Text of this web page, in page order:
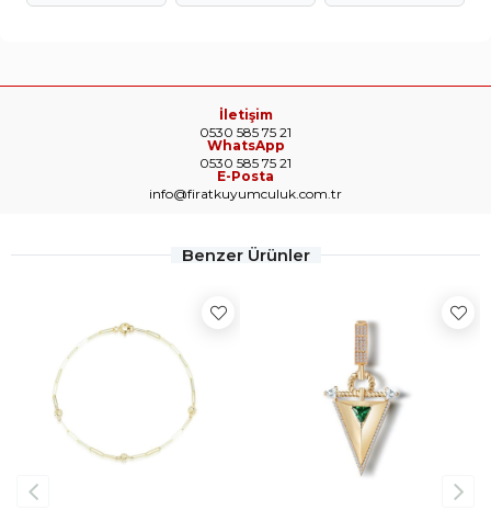
İletişim
0530 585 75 21
WhatsApp
0530 585 75 21
E-Posta
info@firatkuyumculuk.com.tr
Benzer Ürünler